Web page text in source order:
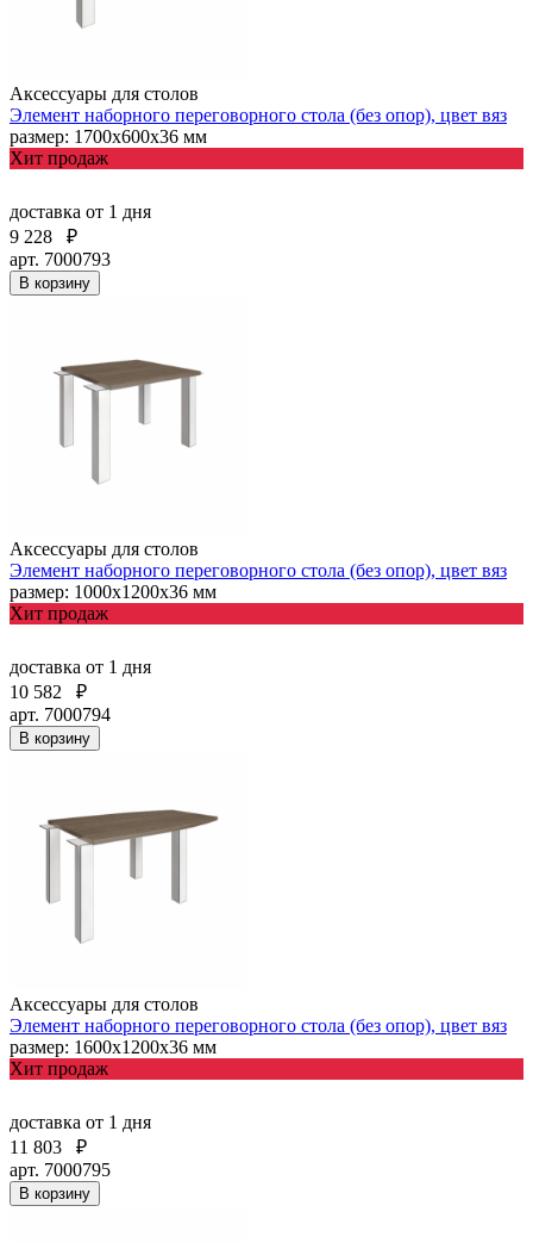
Аксессуары для столов
Элемент наборного переговорного стола (без опор), цвет вяз
размер: 1700х600х36 мм
Хит продаж
доставка от 1 дня
9 228
₽
арт. 7000793
В корзину
Аксессуары для столов
Элемент наборного переговорного стола (без опор), цвет вяз
размер: 1000х1200х36 мм
Хит продаж
доставка от 1 дня
10 582
₽
арт. 7000794
В корзину
Аксессуары для столов
Элемент наборного переговорного стола (без опор), цвет вяз
размер: 1600х1200х36 мм
Хит продаж
доставка от 1 дня
11 803
₽
арт. 7000795
В корзину